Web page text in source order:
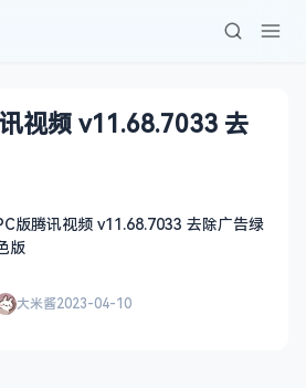
视频 v11.68.7033 去
版腾讯视频 v11.68.7033 去除广告绿
版
大米酱2023-04-10